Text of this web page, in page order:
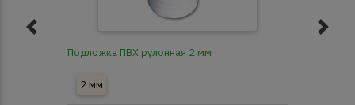
Подложка ПВХ рулонная 2 мм
2 мм